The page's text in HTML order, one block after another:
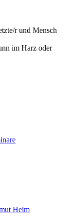
r und Mensch
im Harz oder